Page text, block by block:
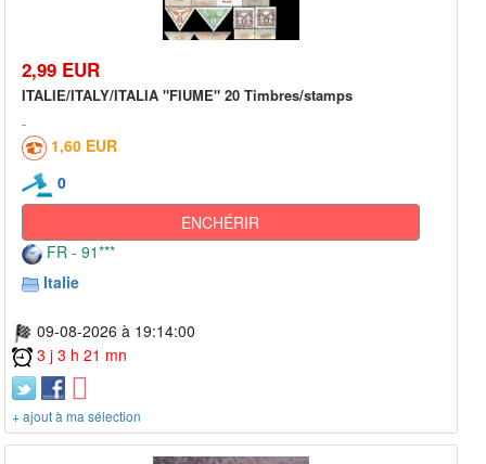
2,99 EUR
ITALIE/ITALY/ITALIA "FIUME" 20 Timbres/stamps
1,60 EUR
0
ENCHÉRIR
FR - 91***
Italie
09-08-2026 à 19:14:00
3 j 3 h 21 mn
+ ajout à ma sélection